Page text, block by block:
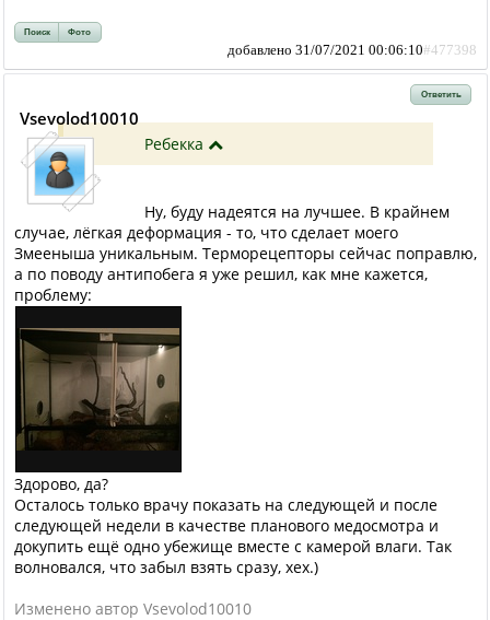
Поиск Фото
добавлено 31/07/2021 00:06:10#477398
Ответить
Vsevolod10010
Ребекка
Ну, буду надеятся на лучшее. В крайнем
случае, лёгкая деформация - то, что сделает моего
Змееныша уникальным. Терморецепторы сейчас поправлю,
а по поводу антипобега я уже решил, как мне кажется,
проблему:
Здорово, да?
Осталось только врачу показать на следующей и после
следующей недели в качестве планового медосмотра и
докупить ещё одно убежище вместе с камерой влаги. Так
волновался, что забыл взять сразу, хех.)
Изменено автор Vsevolod10010